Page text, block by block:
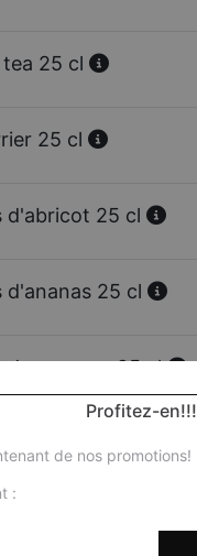
tea 25 cl
25 cl
d'abricot 25 cl
d'ananas 25 cl
de mangue 25 cl
Profitez-en!!!
de nos promotions!
: